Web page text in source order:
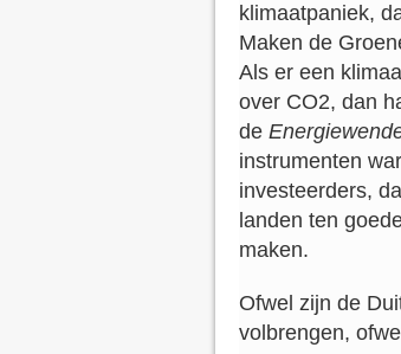
klimaatpaniek,
Maken de
Als er een
over CO2, dan
de
instrumenten
investeerders,
landen ten
maken.
Ofwel zijn de
volbrengen,